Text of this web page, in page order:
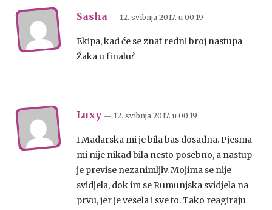
Sasha — 12. svibnja 2017. u 00:19
Ekipa, kad će se znat redni broj nastupa
Žaka u finalu?
Luxy — 12. svibnja 2017. u 00:19
I Madarska mi je bila bas dosadna. Pjesma
mi nije nikad bila nesto posebno, a nastup
je previse nezanimljiv. Mojima se nije
svidjela, dok im se Rumunjska svidjela na
prvu, jer je vesela i sve to. Tako reagiraju